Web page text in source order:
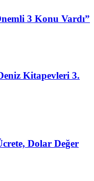
3 Konu Vardı”
Kitapevleri 3.
Dolar Değer